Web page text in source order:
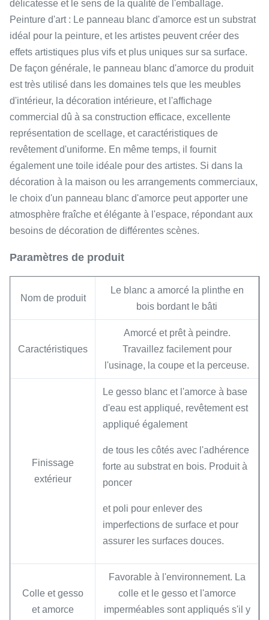
délicatesse et le sens de la qualité de l'emballage.
Peinture d'art : Le panneau blanc d'amorce est un substrat
idéal pour la peinture, et les artistes peuvent créer des
effets artistiques plus vifs et plus uniques sur sa surface.
De façon générale, le panneau blanc d'amorce du produit
est très utilisé dans les domaines tels que les meubles
d'intérieur, la décoration intérieure, et l'affichage
commercial dû à sa construction efficace, excellente
représentation de scellage, et caractéristiques de
revêtement d'uniforme. En même temps, il fournit
également une toile idéale pour des artistes. Si dans la
décoration à la maison ou les arrangements commerciaux,
le choix d'un panneau blanc d'amorce peut apporter une
atmosphère fraîche et élégante à l'espace, répondant aux
besoins de décoration de différentes scènes.
Paramètres de produit
Nom de produit
Le blanc a amorcé la plinthe en
bois bordant le bâti
Caractéristiques
Amorcé et prêt à peindre.
Travaillez facilement pour
l'usinage, la coupe et la perceuse.
Finissage
extérieur
Le gesso blanc et l'amorce à base
d'eau est appliqué, revêtement est
appliqué également
de tous les côtés avec l'adhérence
forte au substrat en bois. Produit à
poncer
et poli pour enlever des
imperfections de surface et pour
assurer les surfaces douces.
Colle et gesso
et amorce
Favorable à l'environnement. La
colle et le gesso et l'amorce
imperméables sont appliqués s'il y